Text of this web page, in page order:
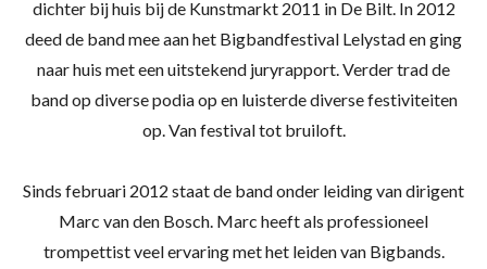
dichter bij huis bij de Kunstmarkt 2011 in De Bilt. In 2012
deed de band mee aan het Bigbandfestival Lelystad en ging
naar huis met een uitstekend juryrapport. Verder trad de
band op diverse podia op en luisterde diverse festiviteiten
op. Van festival tot bruiloft.
Sinds februari 2012 staat de band onder leiding van dirigent
Marc van den Bosch. Marc heeft als professioneel
trompettist veel ervaring met het leiden van Bigbands.